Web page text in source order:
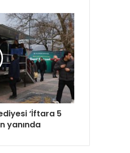
‘İftara 5
yanında